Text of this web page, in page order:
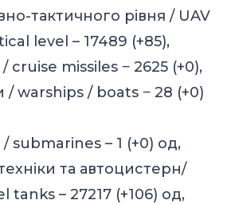
тактичного рівня / UAV
level – 17489 (+85),
cruise missiles ‒ 2625 (+0),
/ warships / boats ‒ 28 (+0)
/ submarines – 1 (+0) од,
та автоцистерн/
tanks – 27217 (+106) од,